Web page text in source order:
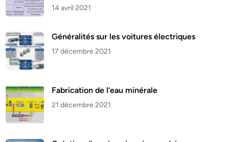
14 avril 2021
Généralités sur les voitures électriques
17 décembre 2021
Fabrication de l’eau minérale
21 décembre 2021